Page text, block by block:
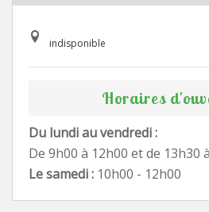
indisponible
Horaires
Du lundi au vendredi :
De 9h00 à 12h00 et de 13h30
Le samedi : 10h00 - 12h00